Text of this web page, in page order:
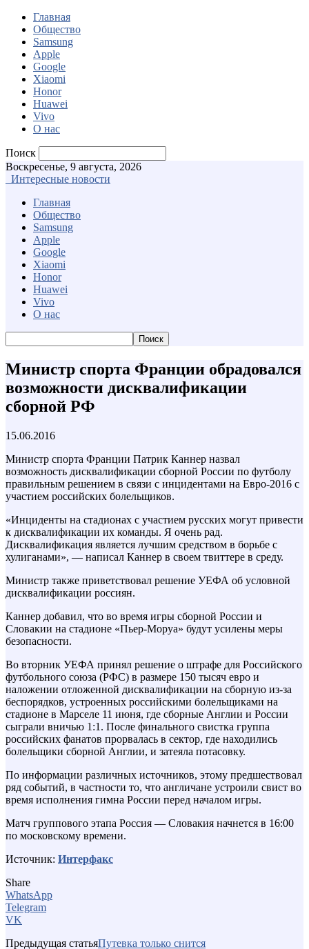
Главная
Общество
Samsung
Apple
Google
Xiaomi
Honor
Huawei
Vivo
О нас
Поиск
Воскресенье, 9 августа, 2026
Интересные новости
Главная
Общество
Samsung
Apple
Google
Xiaomi
Honor
Huawei
Vivo
О нас
Министр спорта Франции обрадовался
возможности дисквалификации
сборной РФ
15.06.2016
Министр спорта Франции Патрик Каннер назвал
возможность дисквалификации сборной России по футболу
правильным решением в связи с инцидентами на Евро-2016 с
участием российских болельщиков.
«Инциденты на стадионах с участием русских могут привести
к дисквалификации их команды. Я очень рад.
Дисквалификация является лучшим средством в борьбе с
хулиганами», — написал Каннер в своем твиттере в среду.
Министр также приветствовал решение УЕФА об условной
дисквалификации россиян.
Каннер добавил, что во время игры сборной России и
Словакии на стадионе «Пьер-Моруа» будут усилены меры
безопасности.
Во вторник УЕФА принял решение о штрафе для Российского
футбольного союза (РФС) в размере 150 тысяч евро и
наложении отложенной дисквалификации на сборную из-за
беспорядков, устроенных российскими болельщиками на
стадионе в Марселе 11 июня, где сборные Англии и России
сыграли вничью 1:1. После финального свистка группа
российских фанатов прорвалась в сектор, где находились
болельщики сборной Англии, и затеяла потасовку.
По информации различных источников, этому предшествовал
ряд событий, в частности то, что англичане устроили свист во
время исполнения гимна России перед началом игры.
Матч группового этапа Россия — Словакия начнется в 16:00
по московскому времени.
Источник: Интерфакс
Share
WhatsApp
Telegram
VK
Предыдущая статьяПутевка только снится